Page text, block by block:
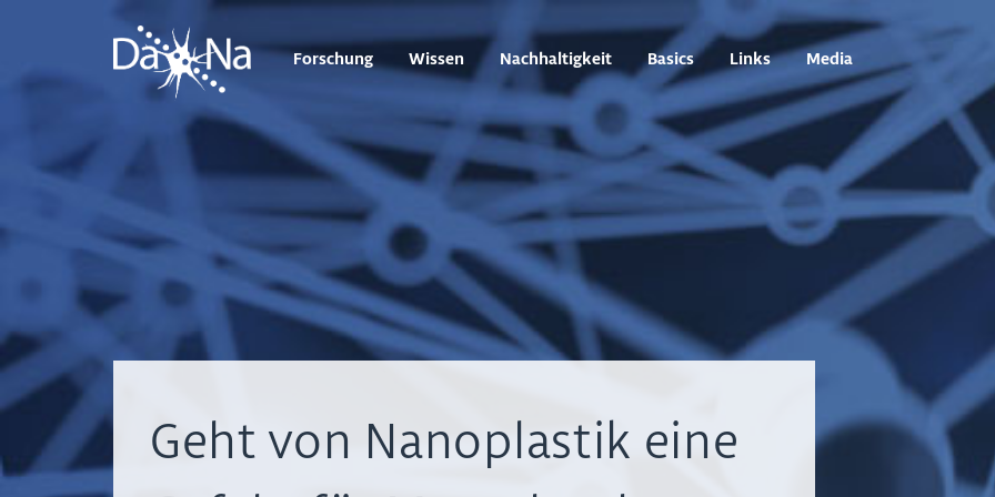
Forschung Wissen Nachhaltigkeit Basics Links Media
Geht von Nanoplastik eine